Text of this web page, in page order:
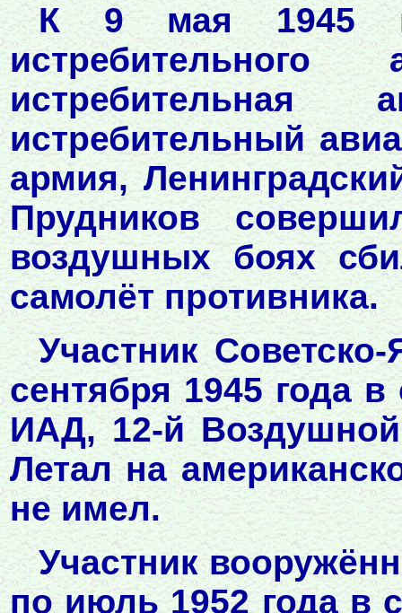
К 9 мая 1945
истребительная
истребительный
армия,
Прудников
воздушных боях
самолёт противника.
Участник
сентября 1945 года
ИАД, 12-й
Летал на
не имел.
Участник
по июль 1952 года в